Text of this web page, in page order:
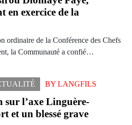
en exercice de la
ordinaire de la Conférence des Chefs
la Communauté a confié…
BY LANGFILS
sur l’axe Linguère-
et un blessé grave